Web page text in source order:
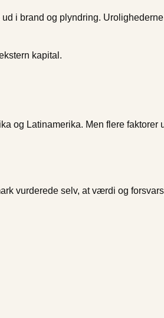
i brand og plyndring.
kapital.
og Latinamerika. Men flere faktorer
vurderede selv, at værdi og